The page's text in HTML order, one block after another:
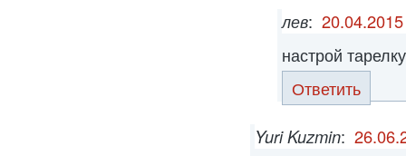
лев:
настрой
Ответить
Yuri Kuzmin: